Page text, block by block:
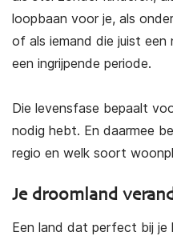
loopbaan voor je, als
of als iemand die juist een
een ingrijpende periode.
Die levensfase bepaalt
nodig hebt. En daarmee
regio en welk soort
Je droomland
Een land dat perfect bij